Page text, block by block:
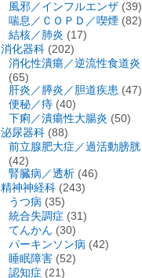
風邪／インフルエンザ (39)
喘息／ＣＯＰＤ／喫煙 (82)
結核／肺炎 (17)
消化器科 (202)
消化性潰瘍／逆流性食道炎
(65)
肝炎／膵炎／胆道疾患 (47)
便秘／痔 (40)
下痢／潰瘍性大腸炎 (50)
泌尿器科 (88)
前立腺肥大症／過活動膀胱
(42)
腎臓病／透析 (46)
精神神経科 (243)
うつ病 (35)
統合失調症 (31)
てんかん (30)
パーキンソン病 (42)
睡眠障害 (52)
認知症 (21)